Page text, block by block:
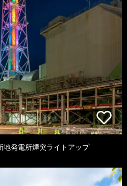
発電所煙突ライトアップ